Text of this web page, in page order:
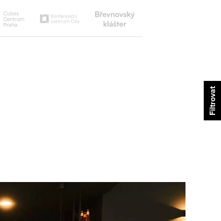
Cubex
centrum
Konferenční
centrum
city
Břevnovský